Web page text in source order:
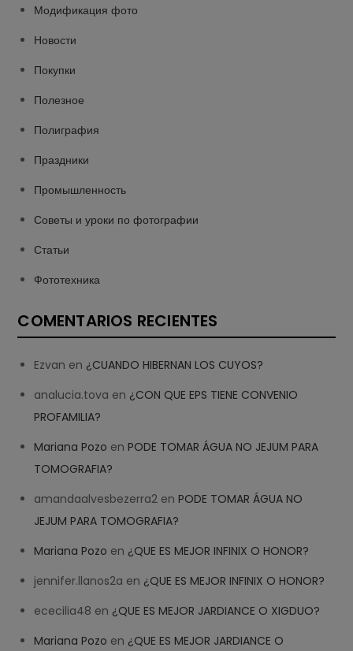
Модификация фото
Новости
Покупки
Полезное
Полиграфия
Праздники
Промышленность
Советы и уроки по фотографии
Статьи
Фототехника
COMENTARIOS RECIENTES
Ezvan en ¿CUANDO HIBERNAN LOS CUYOS?
analucia.tova en ¿CON QUE EPS TIENE CONVENIO
PROFAMILIA?
Mariana Pozo enPODE TOMAR ÁGUA NO JEJUM PARA
TOMOGRAFIA?
amandaalvesbezerra2 enPODE TOMAR ÁGUA NO
JEJUM PARA TOMOGRAFIA?
Mariana Pozo en ¿QUE ES MEJOR INFINIX O HONOR?
jennifer.llanos2a en ¿QUE ES MEJOR INFINIX O HONOR?
ececilia48 en ¿QUE ES MEJOR JARDIANCE O XIGDUO?
Mariana Pozo en ¿QUE ES MEJOR JARDIANCE O